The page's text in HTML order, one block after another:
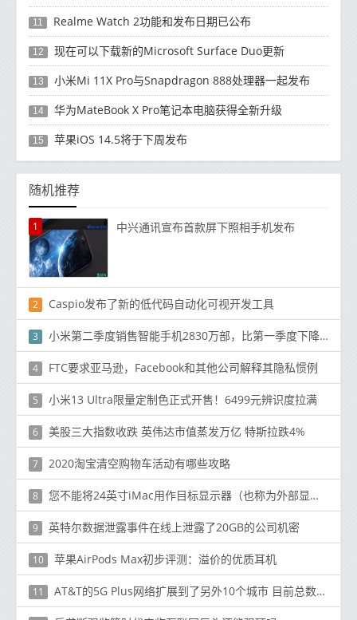
11 Realme Watch 2功能和发布日期已公布
12 现在可以下载新的Microsoft Surface Duo更新
13 小米Mi 11X Pro与Snapdragon 888处理器一起发布
14 华为MateBook X Pro笔记本电脑获得全新升级
15 苹果iOS 14.5将于下周发布
随机推荐
1 中兴通讯宣布首款屏下照相手机发布
2 Caspio发布了新的低代码自动化可视开发工具
3 小米第二季度销售智能手机2830万部，比第一季度下降3％
4 FTC要求亚马逊，Facebook和其他公司解释其隐私惯例
5 小米13 Ultra限量定制色正式开售！6499元辨识度拉满
6 美股三大指数收跌 英伟达市值蒸发万亿 特斯拉跌4%
7 2020淘宝清空购物车活动有哪些攻略
8 您不能将24英寸iMac用作目标显示器（也称为外部显示器）
9 英特尔数据泄露事件在线上泄露了20GB的公司机密
10 苹果AirPods Max初步评测：溢价的优质耳机
11 AT&T的5G Plus网络扩展到了另外10个城市 目前总数为35个